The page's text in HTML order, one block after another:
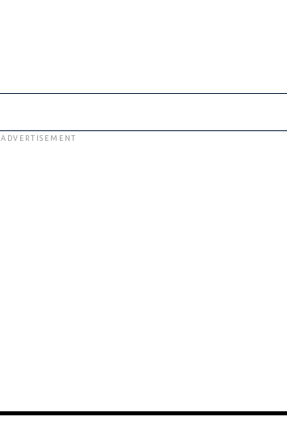
ADVERTISEMENT